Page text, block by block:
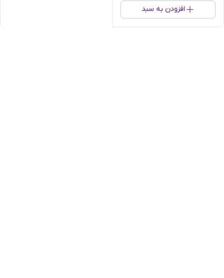
افزودن به سبد